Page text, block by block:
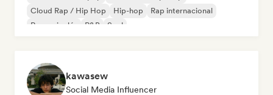
Cloud Rap / Hip Hop
Hip-hop
Rap internacional
Rap en inglés
R&B Soul
kawasew
Social Media Influencer